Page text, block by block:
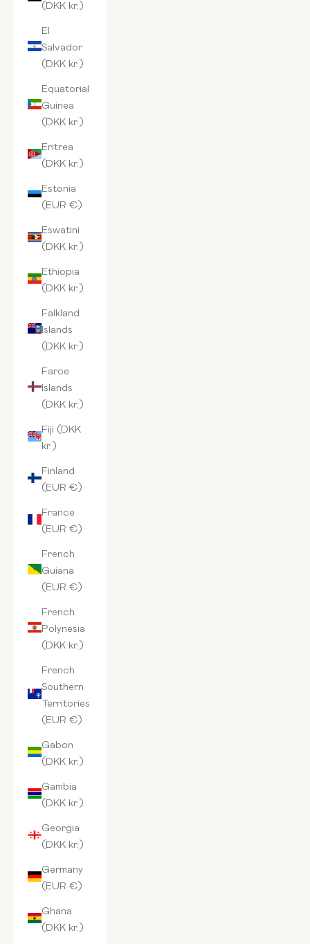
(DKK kr.)
El
Salvador
(DKK kr.)
Equatorial
Guinea
(DKK kr.)
Eritrea
(DKK kr.)
Estonia
(EUR €)
Eswatini
(DKK kr.)
Ethiopia
(DKK kr.)
Falkland
Islands
(DKK kr.)
Faroe
Islands
(DKK kr.)
Fiji (DKK
kr.)
Finland
(EUR €)
France
(EUR €)
French
Guiana
(EUR €)
French
Polynesia
(DKK kr.)
French
Southern
Territories
(EUR €)
Gabon
(DKK kr.)
Gambia
(DKK kr.)
Georgia
(DKK kr.)
Germany
(EUR €)
Ghana
(DKK kr.)